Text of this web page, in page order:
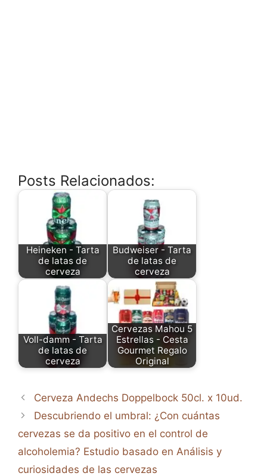
Posts Relacionados:
Heineken - Tarta
de latas de
cerveza
Budweiser - Tarta
de latas de
cerveza
Voll-damm - Tarta
de latas de
cerveza
Cervezas Mahou 5
Estrellas - Cesta
Gourmet Regalo
Original
Cerveza Andechs Doppelbock 50cl. x 10ud.
Descubriendo el umbral: ¿Con cuántas
cervezas se da positivo en el control de
alcoholemia? Estudio basado en Análisis y
curiosidades de las cervezas